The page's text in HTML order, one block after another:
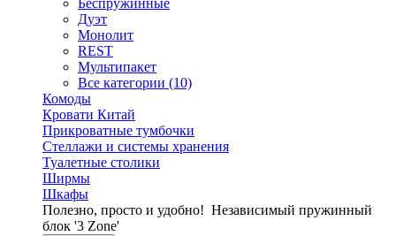
Беспружинные
Дуэт
Монолит
REST
Мультипакет
Все категории (10)
Комоды
Кровати Китай
Прикроватные тумбочки
Стеллажи и системы хранения
Туалетные столики
Ширмы
Шкафы
Полезно, просто и удобно! Независимый пружинный
блок '3 Zone'